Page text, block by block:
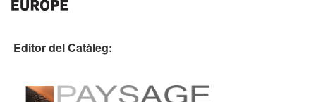
Editor del Catàleg: